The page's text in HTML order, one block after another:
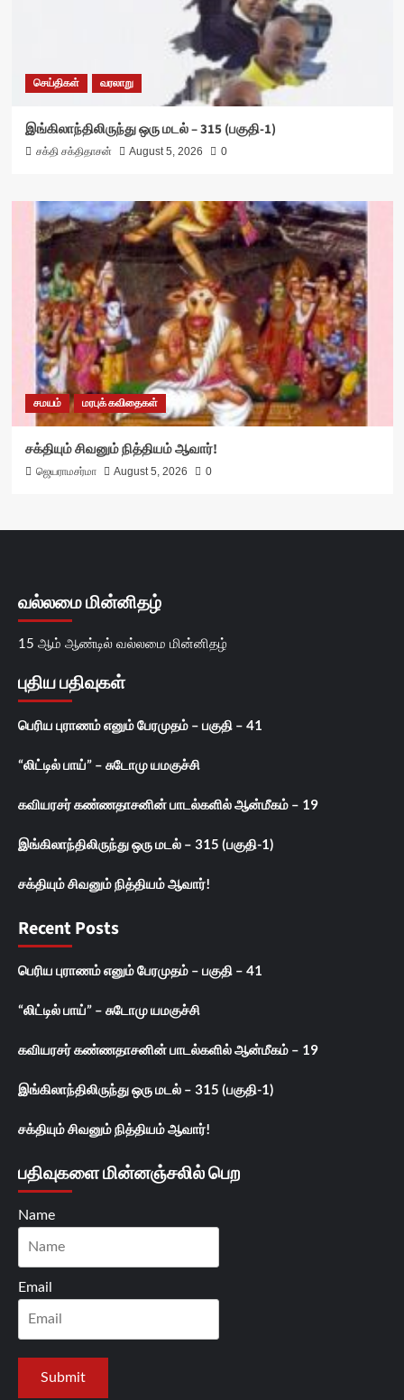
செய்திகள் வரலாறு
இங்கிலாந்திலிருந்து ஒரு மடல் – 315 (பகுதி-1)
சக்தி சக்திதாசன் August 5, 2026 0
சமயம் மரபுக் கவிதைகள்
சக்தியும் சிவனும் நித்தியம் ஆவார்!
ஜெயராமசர்மா August 5, 2026 0
வல்லமை மின்னிதழ்
15 ஆம் ஆண்டில் வல்லமை மின்னிதழ்
புதிய பதிவுகள்
பெரிய புராணம் எனும் பேரமுதம் – பகுதி – 41
“லிட்டில் பாய்” – சுடோமு யமகுச்சி
கவியரசர் கண்ணதாசனின் பாடல்களில் ஆன்மீகம் – 19
இங்கிலாந்திலிருந்து ஒரு மடல் – 315 (பகுதி-1)
சக்தியும் சிவனும் நித்தியம் ஆவார்!
Recent Posts
பெரிய புராணம் எனும் பேரமுதம் – பகுதி – 41
“லிட்டில் பாய்” – சுடோமு யமகுச்சி
கவியரசர் கண்ணதாசனின் பாடல்களில் ஆன்மீகம் – 19
இங்கிலாந்திலிருந்து ஒரு மடல் – 315 (பகுதி-1)
சக்தியும் சிவனும் நித்தியம் ஆவார்!
பதிவுகளை மின்னஞ்சலில் பெற
Name
Email